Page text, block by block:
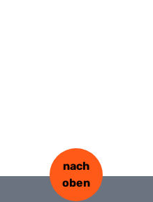
nach
oben